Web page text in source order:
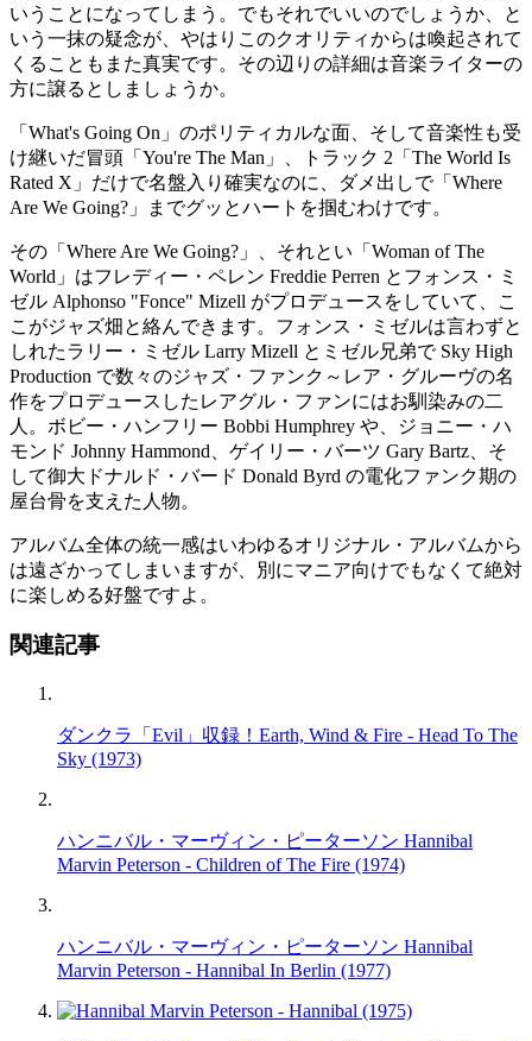
いうことになってしまう。でもそれでいいのでしょうか、と
いう一抹の疑念が、やはりこのクオリティからは喚起されて
くることもまた真実です。その辺りの詳細は音楽ライターの
方に譲るとしましょうか。
「What's Going On」のポリティカルな面、そして音楽性も受
け継いだ冒頭「You're The Man」、トラック 2「The World Is
Rated X」だけで名盤入り確実なのに、ダメ出しで「Where
Are We Going?」までグッとハートを掴むわけです。
その「Where Are We Going?」、それとい「Woman of The
World」はフレディー・ペレン Freddie Perren とフォンス・ミ
ゼル Alphonso "Fonce" Mizell がプロデュースをしていて、こ
こがジャズ畑と絡んできます。フォンス・ミゼルは言わずと
しれたラリー・ミゼル Larry Mizell とミゼル兄弟で Sky High
Production で数々のジャズ・ファンク～レア・グルーヴの名
作をプロデュースしたレアグル・ファンにはお馴染みの二
人。ボビー・ハンフリー Bobbi Humphrey や、ジョニー・ハ
モンド Johnny Hammond、ゲイリー・バーツ Gary Bartz、そ
して御大ドナルド・バード Donald Byrd の電化ファンク期の
屋台骨を支えた人物。
アルバム全体の統一感はいわゆるオリジナル・アルバムから
は遠ざかってしまいますが、別にマニア向けでもなくて絶対
に楽しめる好盤ですよ。
関連記事
ダンクラ「Evil」収録！Earth, Wind & Fire - Head To The
Sky (1973)
ハンニバル・マーヴィン・ピーターソン Hannibal
Marvin Peterson - Children of The Fire (1974)
ハンニバル・マーヴィン・ピーターソン Hannibal
Marvin Peterson - Hannibal In Berlin (1977)